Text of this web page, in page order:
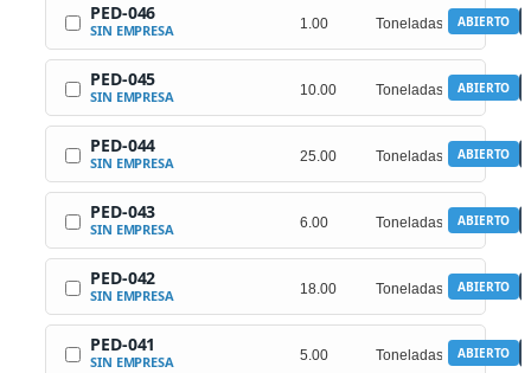
PED-046
SIN EMPRESA ABIERTO
PED-045
SIN EMPRESA ABIERTO
PED-044
SIN EMPRESA ABIERTO
PED-043
SIN EMPRESA ABIERTO
PED-042
SIN EMPRESA ABIERTO
PED-041
SIN EMPRESA ABIERTO